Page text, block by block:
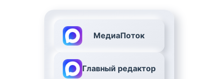
МедиаПоток
Главный редактор